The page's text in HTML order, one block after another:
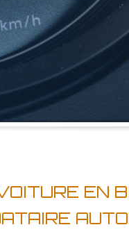
EN